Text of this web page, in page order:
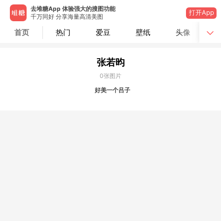
去堆糖App 体验强大的搜图功能
千万同好 分享海量高清美图
打开App
首页 热门 爱豆 壁纸 头像
张若昀
0张图片
好美一个吕子